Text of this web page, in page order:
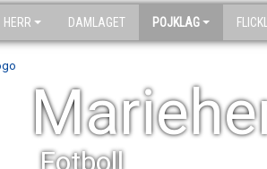
HERR DAMLAGET POJKLAG
Fotboll